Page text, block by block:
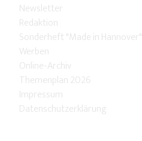
Newsletter
Redaktion
Sonderheft "Made in Hannover"
Werben
Online-Archiv
Themenplan 2026
Impressum
Datenschutzerklärung